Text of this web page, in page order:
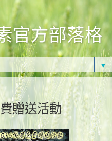
官方部落格
▼
贈送活動